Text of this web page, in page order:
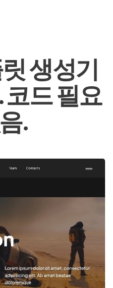
생성기
코드 필요
.